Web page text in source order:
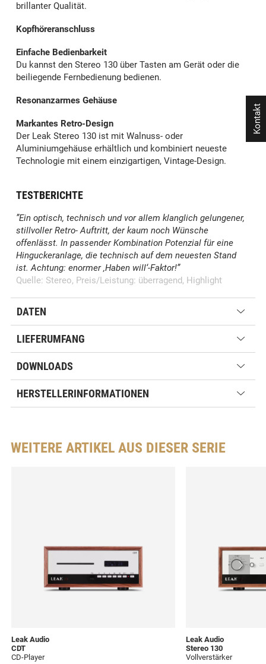
brillanter Qualität.
Kopfhöreranschluss
Einfache Bedienbarkeit
Du kannst den Stereo 130 über Tasten am Gerät oder die
beiliegende Fernbedienung bedienen.
Resonanzarmes Gehäuse
Markantes Retro-Design
Der Leak Stereo 130 ist mit Walnuss- oder
Aluminiumgehäuse erhältlich und kombiniert neueste
Technologie mit einem einzigartigen, Vintage-Design.
TESTBERICHTE
”Ein optisch, technisch und vor allem klanglich gelungener,
stillvoller Retro- Auftritt, der kaum noch Wünsche
offenlässt. In passender Kombination Potenzial für eine
Hinguckeranlage, die technisch auf dem neuesten Stand
ist. Achtung: enormer ‚Haben will‘-Faktor!”
Quelle: Stereo, Preis/Leistung: überragend, Highlight
DATEN
LIEFERUMFANG
DOWNLOADS
HERSTELLERINFORMATIONEN
WEITERE ARTIKEL AUS DIESER SERIE
Leak Audio
CDT
CD-Player
Leak Audio
Stereo 130
Vollverstärker
Kontakt